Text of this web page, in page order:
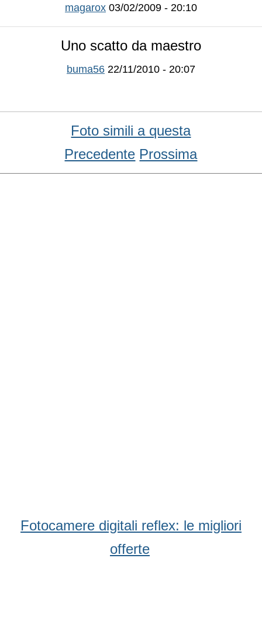
magarox 03/02/2009 - 20:10
Uno scatto da maestro
buma56 22/11/2010 - 20:07
Foto simili a questa
Precedente Prossima
Fotocamere digitali reflex: le migliori
offerte